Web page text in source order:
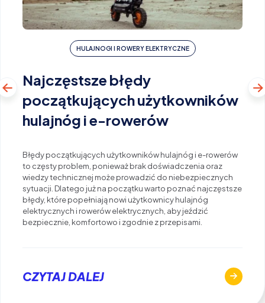
HULAJNOGI I ROWERY ELEKTRYCZNE
Najczęstsze błędy
początkujących użytkowników
hulajnóg i e-rowerów
Błędy początkujących użytkowników hulajnóg i e-rowerów
to częsty problem, ponieważ brak doświadczenia oraz
wiedzy technicznej może prowadzić do niebezpiecznych
sytuacji. Dlatego już na początku warto poznać najczęstsze
błędy, które popełniają nowi użytkownicy hulajnóg
elektrycznych i rowerów elektrycznych, aby jeździć
bezpiecznie, komfortowo i zgodnie z przepisami.
CZYTAJ DALEJ